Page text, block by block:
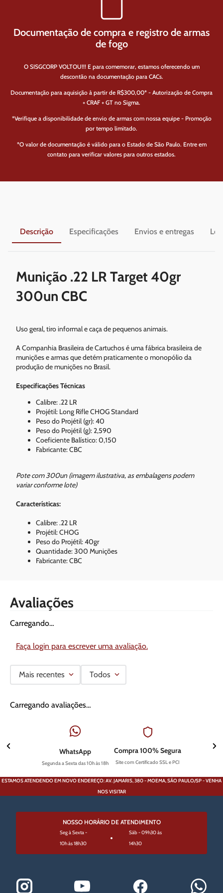
Documentação de compra e registro de armas
de fogo
O SISGCORP VOLTOU!!! E para comemorar, estamos oferecendo um
descontão na documentação para CACs.
Documentação para aquisição à partir de R$300,00* - Autorização de Compra
+ CRAF + GT no Sigma.
*Verifique a disponibilidade de envio de armas com nossa equipe - Promoção
por tempo limitado.
*O valor de documentação é válido para o Estado de São Paulo. Entre em
contato para verificar valores para outros estados.
Descrição Especificações Envios e entregas
Munição .22 LR Target 40gr
300un CBC
Uso geral, tiro informal e caça de pequenos animais.
A Companhia Brasileira de Cartuchos é uma fábrica brasileira de
munições e armas que detém praticamente o monopólio da
produção de munições no Brasil.
Especificações Técnicas
Calibre: .22 LR
Projétil: Long Rifle CHOG Standard
Peso do Projétil (gr): 40
Peso do Projétil (g): 2,590
Coeficiente Balístico: 0,150
Fabricante: CBC
Pote com 300un (imagem ilustrativa, as embalagens podem
variar conforme lote)
Características:
Calibre: .22 LR
Projétil: CHOG
Peso do Projétil: 40gr
Quantidade: 300 Munições
Fabricante: CBC
Avaliações
Carregando…
Faça login para escrever uma avaliação.
Mais recentes Todos
Carregando avaliações…
WhatsApp
Segunda a Sexta das 10h às 18h
Compra 100% Segura
Site com Certificado SSL e PCI
ESTAMOS ATENDENDO EM NOVO ENDEREÇO: AV. JAMARIS, 380 - MOEMA, SÃO PAULO/SP - VENHA
NOS VISITAR
NOSSO HORÁRIO DE ATENDIMENTO
Seg à Sexta -
10h às 18h30
Sáb - 09h30 às
14h30